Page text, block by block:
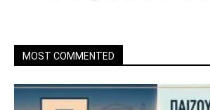
MOST COMMENTED